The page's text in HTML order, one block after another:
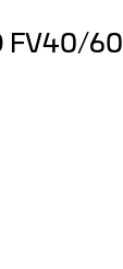
FV40/60